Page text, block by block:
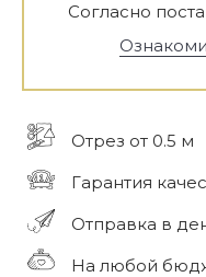
Согласно
Отрез от 0.5 м
Гарантия
Отправка в
На любой